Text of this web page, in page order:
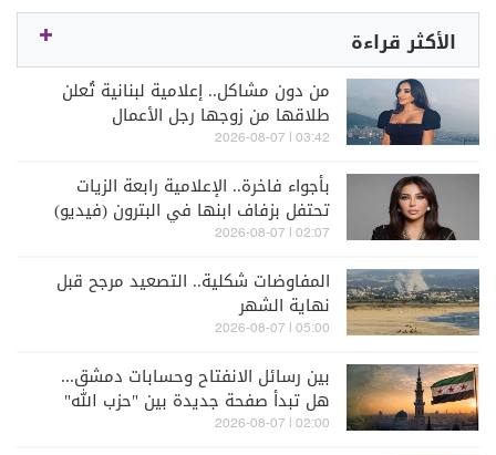
الأكثر قراءة
من دون مشاكل.. إعلامية لبنانية تُعلن
طلاقها من زوجها رجل الأعمال
03:42 | 2026-08-07
بأجواء فاخرة.. الإعلامية رابعة الزيات
تحتفل بزفاف ابنها في البترون (فيديو)
02:07 | 2026-08-07
المفاوضات شكلية.. التصعيد مرجح قبل
نهاية الشهر
05:00 | 2026-08-07
بين رسائل الانفتاح وحسابات دمشق...
هل تبدأ صفحة جديدة بين "حزب الله"
وسوريا - الشرع؟
02:00 | 2026-08-07